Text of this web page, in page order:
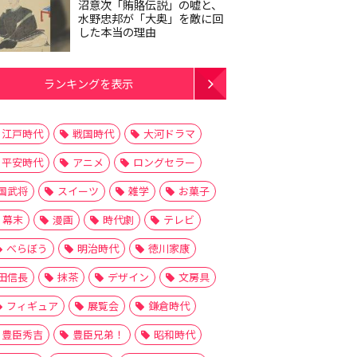
沼意次「賄賂伝説」の嘘と、
水野忠邦が「大奥」を敵に回
した本当の理由
ランキングを表示
江戸時代 戦国時代
大河ドラマ
平安時代
アニメ
ロングセラー
武将
スイーツ 雑学
お菓子
幕末
漫画 時代劇
テレビ
べらぼう
明治時代
徳川家康
信長
抹茶 デザイン
文房具
フィギュア
展覧会
鎌倉時代
豊臣秀吉
豊臣兄弟！
昭和時代